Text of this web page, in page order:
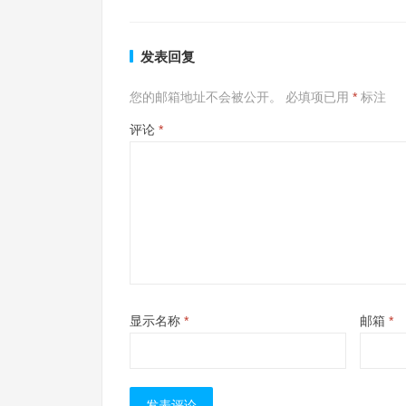
发表回复
您的邮箱地址不会被公开。 必填项已用 * 标注
评论 *
显示名称 * 邮箱 *